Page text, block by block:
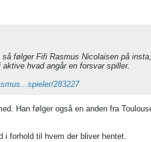
følger Fifi Rasmus Nicolaisen på
hvad angår en forsvar spiller.
283227
Han følger også en anden fra
forhold til hvem der bliver hentet.